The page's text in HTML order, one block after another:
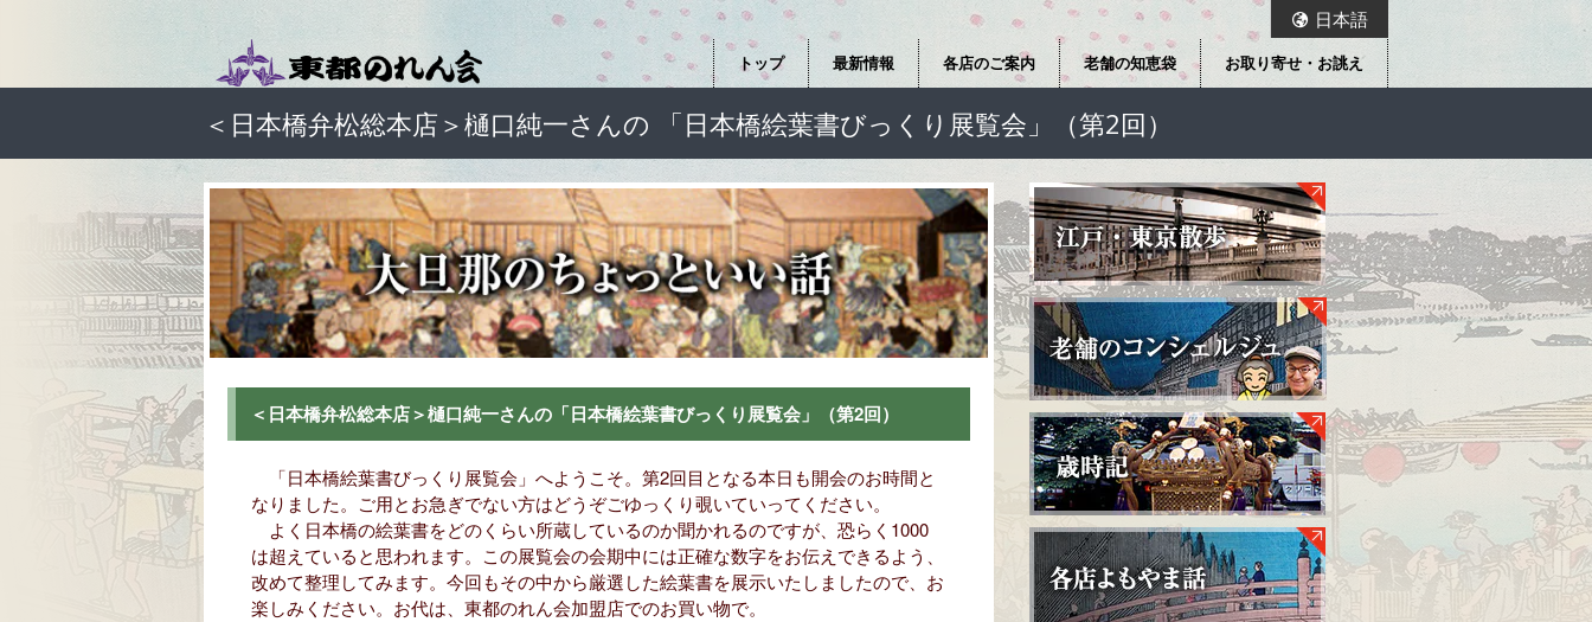
日本語
トップ 最新情報 各店のご案内 老舗の知恵袋 お取り寄せ・お誂え
＜日本橋弁松総本店＞樋口純一さんの 「日本橋絵葉書びっくり展覧会」（第2回）
＜日本橋弁松総本店＞樋口純一さんの「日本橋絵葉書びっくり展覧会」（第2回）
「日本橋絵葉書びっくり展覧会」へようこそ。第2回目となる本日も開会のお時間と
なりました。ご用とお急ぎでない方はどうぞごゆっくり覗いていってください。
よく日本橋の絵葉書をどのくらい所蔵しているのか聞かれるのですが、恐らく1000
は超えていると思われます。この展覧会の会期中には正確な数字をお伝えできるよう、
改めて整理してみます。今回もその中から厳選した絵葉書を展示いたしましたので、お
楽しみください。お代は、東都のれん会加盟店でのお買い物で。